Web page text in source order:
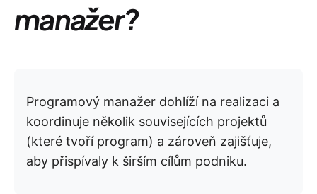
manažer?
Programový manažer dohlíží na realizaci a
koordinuje několik souvisejících projektů
(které tvoří program) a zároveň zajišťuje,
aby přispívaly k širším cílům podniku.